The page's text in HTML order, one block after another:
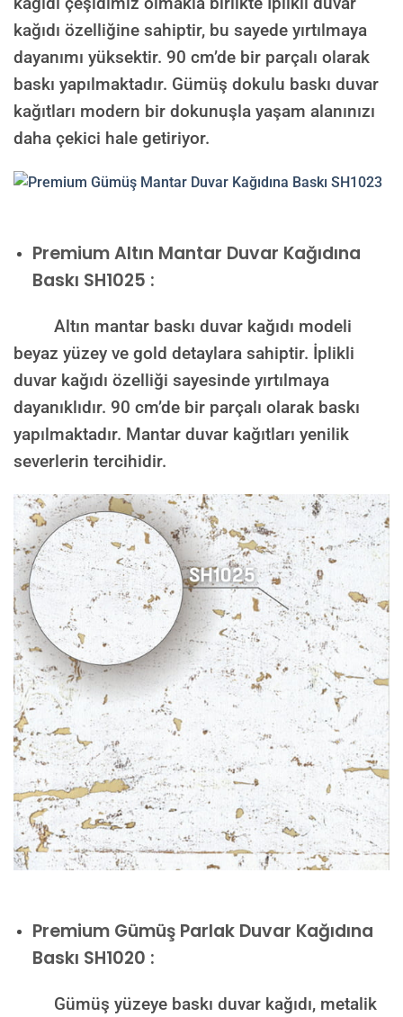
kağıdı özelliğine sahiptir, bu sayede yırtılmaya
dayanımı yüksektir. 90 cm’de bir parçalı olarak
baskı yapılmaktadır. Gümüş dokulu baskı duvar
kağıtları modern bir dokunuşla yaşam alanınızı
daha çekici hale getiriyor.
PremiumAltın Mantar Duvar Kağıdına
Baskı SH1025 :
Altın mantar baskı duvar kağıdı modeli
beyaz yüzey ve gold detaylara sahiptir. İplikli
duvar kağıdı özelliği sayesinde yırtılmaya
dayanıklıdır. 90 cm’de bir parçalı olarak baskı
yapılmaktadır. Mantar duvar kağıtları yenilik
severlerin tercihidir.
Premium Gümüş Parlak Duvar Kağıdına
Baskı SH1020 :
Gümüş yüzeye baskı duvar kağıdı, metalik